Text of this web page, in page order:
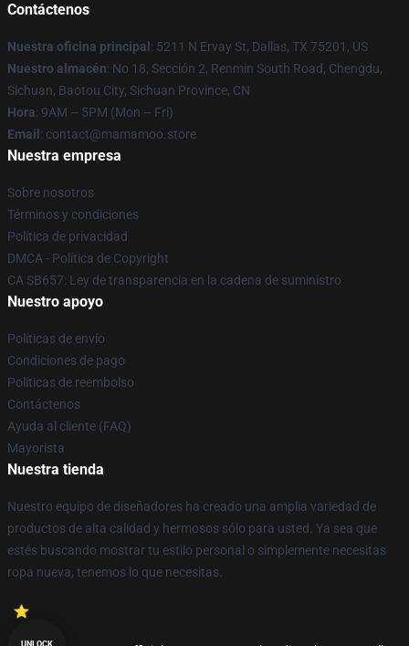
Contáctenos
Nuestra oficina principal : 5211 N Ervay St, Dallas, TX 75201, US
Nuestro almacén: No 18, Sección 2, Renmin South Road, Chengdu,
Sichuan, Baotou City, Sichuan Province, CN
Hora: 9AM – 5PM (Mon – Fri)
Email : contact@mamamoo.store
Nuestra empresa
Sobre nosotros
Términos y condiciones
Política de privacidad
DMCA - Política de Copyright
CA SB657: Ley de transparencia en la cadena de suministro
Nuestro apoyo
Políticas de envío
Condiciones de pago
Políticas de reembolso
Contáctenos
Ayuda al cliente (FAQ)
Mayorista
Nuestra tienda
Nuestro equipo de diseñadores ha creado una amplia variedad de
productos de alta calidad y hermosos sólo para usted. Ya sea que
estés buscando mostrar tu estilo personal o simplemente necesitas
ropa nueva, tenemos lo que necesitas.
UNLOCK